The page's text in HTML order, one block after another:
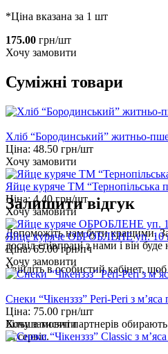
*Ціна вказана за 1 шт
175.00 грн/шт
Хочу замовити
Суміжні товари
Хліб “Бородинський” житньо-
Ціна: 48.50 грн/шт
Хочу замовити
Яйце куряче ТМ “Тернопільська
Ціна:4.40 грн/шт
Хочу замовити
Яйце куряче ОБРОБЛЕНЕ уп. 10
Ціна:65.00 грн/пч
Хочу замовити
Снеки “Чікенззз” Peri-Peri з м’яса
Ціна: 75.00 грн/шт
Хочу замовити
Залишити відгук
Допоможіть нам бути кращими.
досвід співпраці з нами і він
Увійдітьв особистий кабінет,
Більше тисячі партнерів
та сервіс.